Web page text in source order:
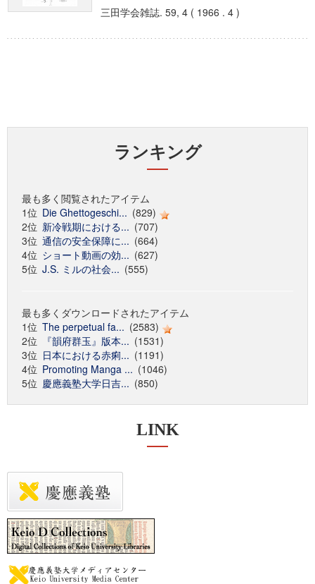
三田学会雑誌. 59, 4 ( 1966 . 4 )
ランキング
最も多く閲覧されたアイテム
1位 Die Ghettogeschi... (829)
2位 新冷戦期における... (707)
3位 通信の安全保障に... (664)
4位 ショート動画の効... (627)
5位 J.S. ミルの社会... (555)
最も多くダウンロードされたアイテム
1位 The perpetual fa... (2583)
2位
『韻府群玉』版本... (1531)
3位 日本における赤痢... (1191)
4位 Promoting Manga ... (1046)
5位 慶應義塾大学日吉... (850)
LINK